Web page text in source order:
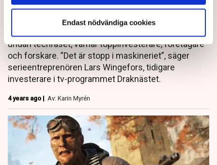
Endast nödvändiga cookies
Varsel, uppsägningar och neddragningar. Inte ens
undan techraset, varnar toppinvesterare, företagare
och forskare. ”Det är stopp i maskineriet”, säger
serieentreprenören Lars Wingefors, tidigare
investerare i tv-programmet Draknästet.
4 years ago | Av: Karin Myrén